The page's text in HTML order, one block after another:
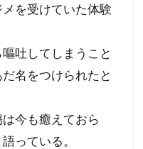
を受けていた体験
吐してしまうこと
名をつけられたと
今も癒えておら
っている。